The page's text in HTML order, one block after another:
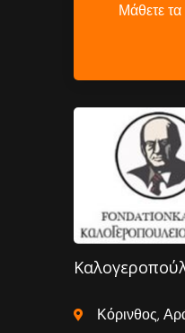
Μάθετε τα
Κόρινθος,